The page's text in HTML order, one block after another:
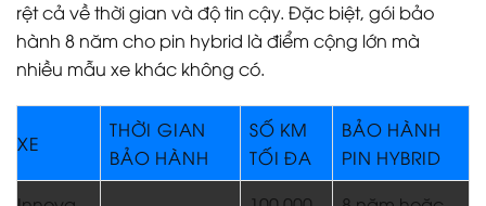
Khách hàng cần chuẩn bị:
Sổ bảo hành hoặc thông tin xe trên app Toyota
Giấy tờ tuỳ thân (CMND/CCCD)
Thông tin chi tiết lỗi cần bảo hành (nếu có hình ảnh
càng tốt)